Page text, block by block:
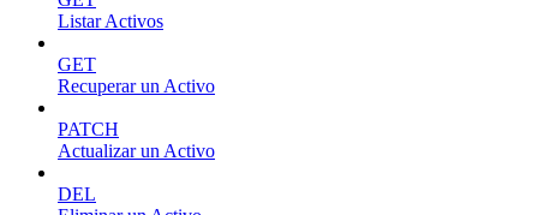
Listar Activos
GET
Recuperar un Activo
PATCH
Actualizar un Activo
DEL